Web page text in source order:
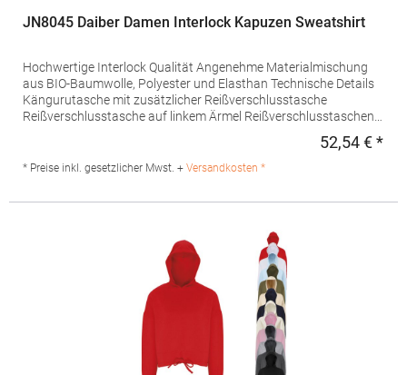
JN8045 Daiber Damen Interlock Kapuzen Sweatshirt
Hochwertige Interlock Qualität Angenehme Materialmischung
aus BIO-Baumwolle, Polyester und Elasthan Technische Details
Kängurutasche mit zusätzlicher Reißverschlusstasche
Reißverschlusstasche auf linkem Ärmel Reißverschlusstaschen
Produktsicherheit: Herstellernummer: 8045Hersteller: Gustav
52,54 € *
* Preise inkl. gesetzlicher Mwst. + Versandkosten *